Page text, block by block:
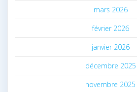
mars 2026
février 2026
janvier 2026
décembre 2025
novembre 2025